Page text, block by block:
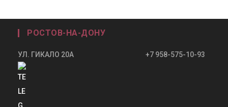
РОСТОВ-НА-ДОНУ
УЛ. ГИКАЛО 20А +7 958-575-10-93